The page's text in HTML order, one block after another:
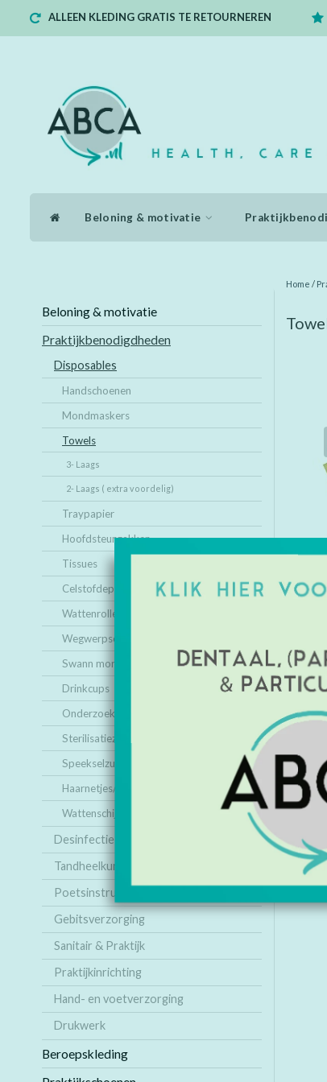
ALLEEN KLEDING GRATIS TE RETOURNEREN
Beloning & motivatie
Beloning & motivatie
Praktijkbenodigdheden
Disposables
Handschoenen
Mondmaskers
Towels
3- Laags
2- Laags ( extra voordelig)
Traypapier
Hoofdsteunzakken
Tissues
Celstofdeppers
Wattenrollen
Wegwerpschorten
Swann morton mesjes
Drinkcups
Onderzoeksbankpapier
Sterilisatiezakjes
Speekselzuigers
Haarnetjes/ Bandeaus
Wattenschijfjes/ staafjes
Desinfectie & reiniging
Tandheelkundige producten
Poetsinstructie
Gebitsverzorging
Sanitair & Praktijk
Praktijkinrichting
Hand- en voetverzorging
Drukwerk
Beroepskleding
Home /